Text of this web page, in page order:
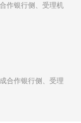
作银行侧、受理机
合作银行侧、受理